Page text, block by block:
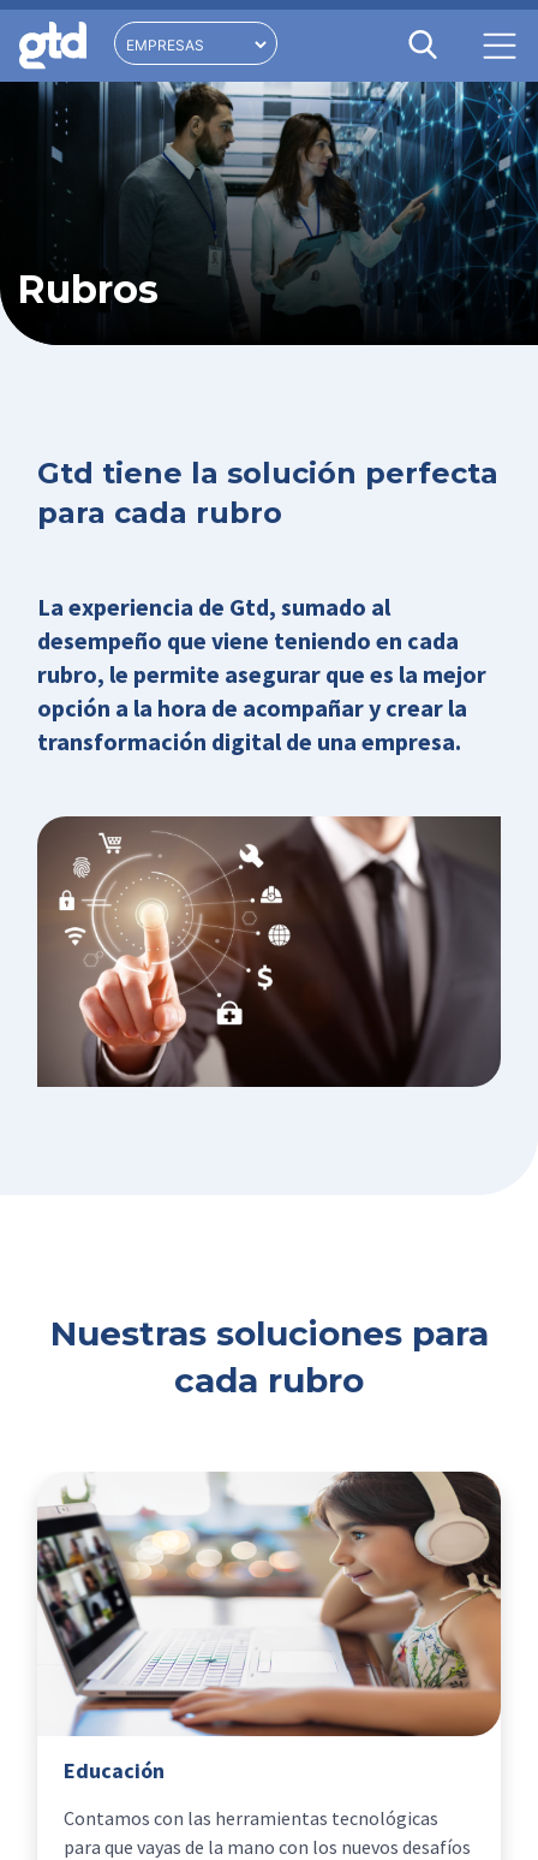
Rubros
Gtd tiene la solución perfecta
para cada rubro
La experiencia de Gtd, sumado al
desempeño que viene teniendo en cada
rubro, le permite asegurar que es la mejor
opción a la hora de acompañar y crear la
transformación digital de una empresa.
Nuestras soluciones para
cada rubro
Educación
Contamos con las herramientas tecnológicas
para que vayas de la mano con los nuevos desafíos